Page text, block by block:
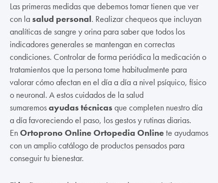
Las primeras medidas que debemos tomar tienen que ver
con lasalud personal. Realizar chequeos que incluyan
analíticas de sangre y orina para saber que todos los
indicadores generales se mantengan en correctas
condiciones. Controlar de forma periódica la medicación o
tratamientos que la persona tome habitualmente para
valorar cómo afectan en el día a día a nivel psíquico, físico
o neuronal. A estos cuidados de la salud
sumaremosayudas técnicasque completen nuestro día
a día favoreciendo el paso, los gestos y rutinas diarias.
EnOrtoprono Online Ortopedia Onlinete ayudamos
con un amplio catálogo de productos pensados para
conseguir tu bienestar.